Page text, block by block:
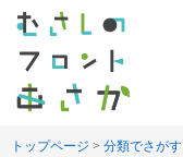
トップページ > 分類でさがす